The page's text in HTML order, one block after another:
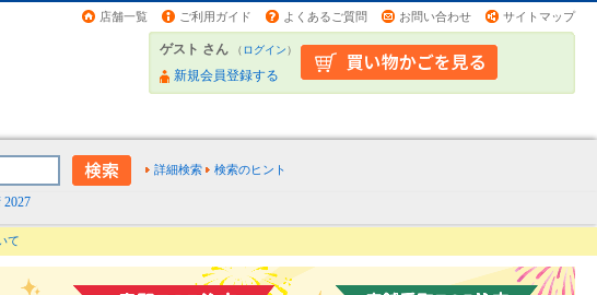
店舗一覧 ご利用ガイド よくあるご質問 お問い合わせ サイトマップ
ゲスト さん （ログイン）
新規会員登録する
詳細検索 検索のヒント
て